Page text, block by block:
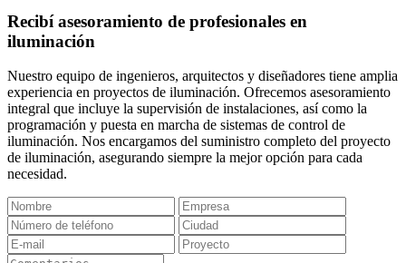
Recibí asesoramiento de profesionales en
iluminación
Nuestro equipo de ingenieros, arquitectos y diseñadores tiene amplia
experiencia en proyectos de iluminación. Ofrecemos asesoramiento
integral que incluye la supervisión de instalaciones, así como la
programación y puesta en marcha de sistemas de control de
iluminación. Nos encargamos del suministro completo del proyecto
de iluminación, asegurando siempre la mejor opción para cada
necesidad.